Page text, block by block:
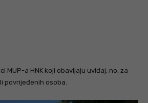
MUP-a HNK koji obavljaju uviđaj, no, za
povrijeđenih osoba.